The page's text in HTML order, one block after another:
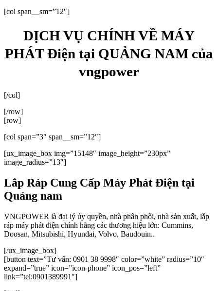
[col span__sm=”12″]
DỊCH VỤ CHÍNH VỀ MÁY
PHÁT Điện tại QUẢNG NAM của
vngpower
[/col]
[/row]
[row]
[col span=”3″ span__sm=”12″]
[ux_image_box img=”15148″ image_height=”230px”
image_radius=”13″]
Lắp Ráp Cung Cấp Máy Phát Điện tại
Quảng nam
VNGPOWER là đại lý ủy quyền, nhà phân phối, nhà sản xuất, lắp
ráp máy phát điện chính hãng các thương hiệu lớn: Cummins,
Doosan, Mitsubishi, Hyundai, Volvo, Baudouin..
[/ux_image_box]
[button text=”Tư vấn: 0901 38 9998″ color=”white” radius=”10″
expand=”true” icon=”icon-phone” icon_pos=”left”
link=”tel:0901389991″]